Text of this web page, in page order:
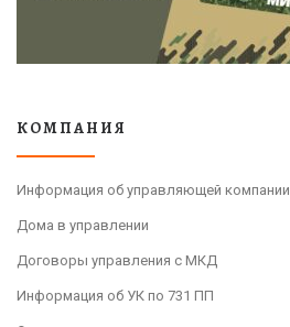
КОМПАНИЯ
Информация об управляющей компании
Дома в управлении
Договоры управления с МКД
Информация об УК по 731 ПП